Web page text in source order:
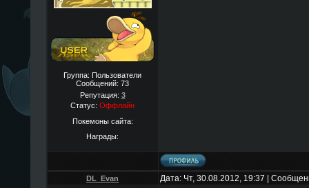
Группа: Пользователи
Сообщений: 73
Репутация: 3
Статус: Оффлайн
Покемоны сайта:
Награды:
DL_Evan Дата: Чт, 30.08.2012, 19:37 |